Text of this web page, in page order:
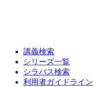
講義検索
シリーズ一覧
シラバス検索
利用者ガイドライン